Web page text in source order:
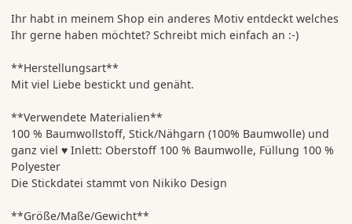
Ihr habt in meinem Shop ein anderes Motiv entdeckt welches
Ihr gerne haben möchtet? Schreibt mich einfach an :-)
**Herstellungsart**
Mit viel Liebe bestickt und genäht.
**Verwendete Materialien**
100 % Baumwollstoff, Stick/Nähgarn (100% Baumwolle) und
ganz viel ♥ Inlett: Oberstoff 100 % Baumwolle, Füllung 100 %
Polyester
Die Stickdatei stammt von Nikiko Design
**Größe/Maße/Gewicht**